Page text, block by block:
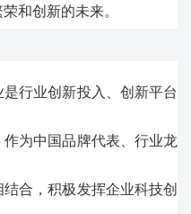
和创新的未来。
行业创新投入、创新平台
为中国品牌代表、行业龙
合，积极发挥企业科技创